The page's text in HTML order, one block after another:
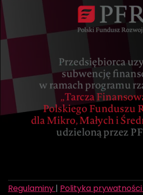
Regulaminy | Polityka prywatności